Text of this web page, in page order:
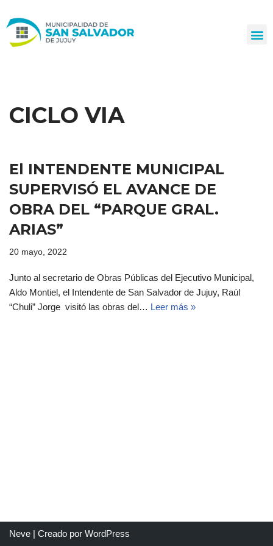
al
CICLO VIA
El INTENDENTE MUNICIPAL
SUPERVISÓ EL AVANCE DE
OBRA DEL “PARQUE GRAL.
ARIAS”
20 mayo, 2022
Junto al secretario de Obras Públicas del Ejecutivo Municipal,
Aldo Montiel, el Intendente de San Salvador de Jujuy, Raúl
“Chuli” Jorge visitó las obras del… Leer más »
Neve | Creado por WordPress